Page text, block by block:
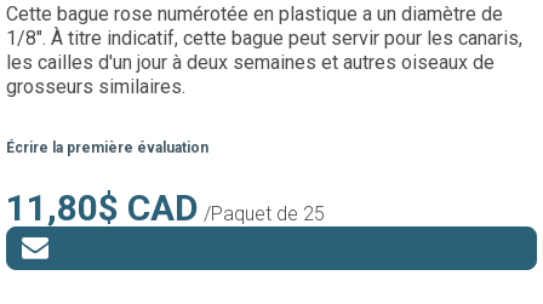
Cette bague rose numérotée en plastique a un diamètre de
1/8". À titre indicatif, cette bague peut servir pour les canaris,
les cailles d'un jour à deux semaines et autres oiseaux de
grosseurs similaires.
Écrire la première évaluation
11,80$ CAD /Paquet de 25